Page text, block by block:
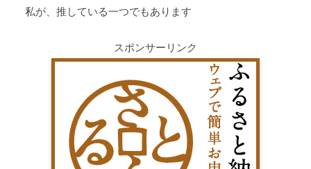
私が、推している一つでもあります
スポンサーリンク